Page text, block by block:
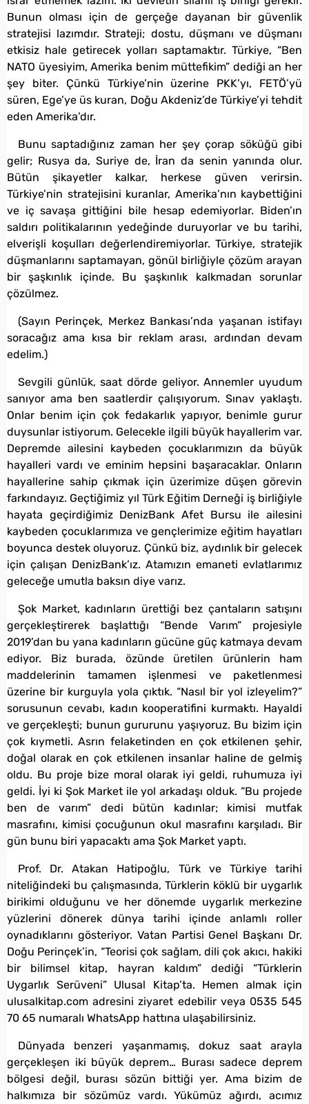
Bunun olması için de gerçeğe dayanan bir güvenlik
stratejisi lazımdır. Strateji; dostu, düşmanı ve düşmanı
etkisiz hale getirecek yolları saptamaktır. Türkiye, “Ben
NATO üyesiyim, Amerika benim müttefikim” dediği an her
şey biter. Çünkü Türkiye’nin üzerine PKK’yı, FETÖ’yü
süren, Ege’ye üs kuran, Doğu Akdeniz’de Türkiye’yi tehdit
eden Amerika’dır.
Bunu saptadığınız zaman her şey çorap söküğü gibi
gelir; Rusya da, Suriye de, İran da senin yanında olur.
Bütün şikayetler kalkar, herkese güven verirsin.
Türkiye’nin stratejisini kuranlar, Amerika’nın kaybettiğini
ve iç savaşa gittiğini bile hesap edemiyorlar. Biden’ın
saldırı politikalarının yedeğinde duruyorlar ve bu tarihi,
elverişli koşulları değerlendiremiyorlar. Türkiye, stratejik
düşmanlarını saptamayan, gönül birliğiyle çözüm arayan
bir şaşkınlık içinde. Bu şaşkınlık kalkmadan sorunlar
çözülmez.
(Sayın Perinçek, Merkez Bankası’nda yaşanan istifayı
soracağız ama kısa bir reklam arası, ardından devam
edelim.)
Sevgili günlük, saat dörde geliyor. Annemler uyudum
sanıyor ama ben saatlerdir çalışıyorum. Sınav yaklaştı.
Onlar benim için çok fedakarlık yapıyor, benimle gurur
duysunlar istiyorum. Gelecekle ilgili büyük hayallerim var.
Depremde ailesini kaybeden çocuklarımızın da büyük
hayalleri vardı ve eminim hepsini başaracaklar. Onların
hayallerine sahip çıkmak için üzerimize düşen görevin
farkındayız. Geçtiğimiz yıl Türk Eğitim Derneği iş birliğiyle
hayata geçirdiğimiz DenizBank Afet Bursu ile ailesini
kaybeden çocuklarımıza ve gençlerimize eğitim hayatları
boyunca destek oluyoruz. Çünkü biz, aydınlık bir gelecek
için çalışan DenizBank’ız. Atamızın emaneti evlatlarımız
geleceğe umutla baksın diye varız.
Şok Market, kadınların ürettiği bez çantaların satışını
gerçekleştirerek başlattığı “Bende Varım” projesiyle
2019’dan bu yana kadınların gücüne güç katmaya devam
ediyor. Biz burada, özünde üretilen ürünlerin ham
maddelerinin tamamen işlenmesi ve paketlenmesi
üzerine bir kurguyla yola çıktık. “Nasıl bir yol izleyelim?”
sorusunun cevabı, kadın kooperatifini kurmaktı. Hayaldi
ve gerçekleşti; bunun gururunu yaşıyoruz. Bu bizim için
çok kıymetli. Asrın felaketinden en çok etkilenen şehir,
doğal olarak en çok etkilenen insanlar haline de gelmiş
oldu. Bu proje bize moral olarak iyi geldi, ruhumuza iyi
geldi. İyi ki Şok Market ile yol arkadaşı olduk. “Bu projede
ben de varım” dedi bütün kadınlar; kimisi mutfak
masrafını, kimisi çocuğunun okul masrafını karşıladı. Bir
gün bunu biri yapacaktı ama Şok Market yaptı.
Prof. Dr. Atakan Hatipoğlu, Türk ve Türkiye tarihi
niteliğindeki bu çalışmasında, Türklerin köklü bir uygarlık
birikimi olduğunu ve her dönemde uygarlık merkezine
yüzlerini dönerek dünya tarihi içinde anlamlı roller
oynadıklarını gösteriyor. Vatan Partisi Genel Başkanı Dr.
Doğu Perinçek’in, “Teorisi çok sağlam, dili çok akıcı, hakiki
bir bilimsel kitap, hayran kaldım” dediği “Türklerin
Uygarlık Serüveni” Ulusal Kitap’ta. Hemen almak için
ulusalkitap.com adresini ziyaret edebilir veya 0535 545
70 65 numaralı WhatsApp hattına ulaşabilirsiniz.
Dünyada benzeri yaşanmamış, dokuz saat arayla
gerçekleşen iki büyük deprem… Burası sadece deprem
bölgesi değil, burası sözün bittiği yer. Ama bizim de
halkımıza bir sözümüz vardı. Yükümüz ağırdı, acımız